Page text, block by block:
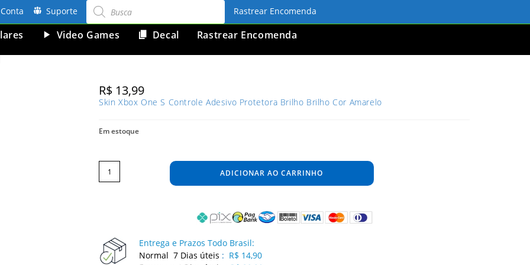
Conta Suporte produtos Rastrear Encomenda
Video Games Decal Rastrear Encomenda
R$ 13,99
Skin Xbox One S Controle Adesivo Protetora Brilho Brilho Cor Amarelo
Em estoque
Skin
Xbox
One
Controle
Adesivo
ADICIONAR AO CARRINHO
Entrega e Prazos Todo Brasil:
Normal 7 Dias úteis : R$ 14,90